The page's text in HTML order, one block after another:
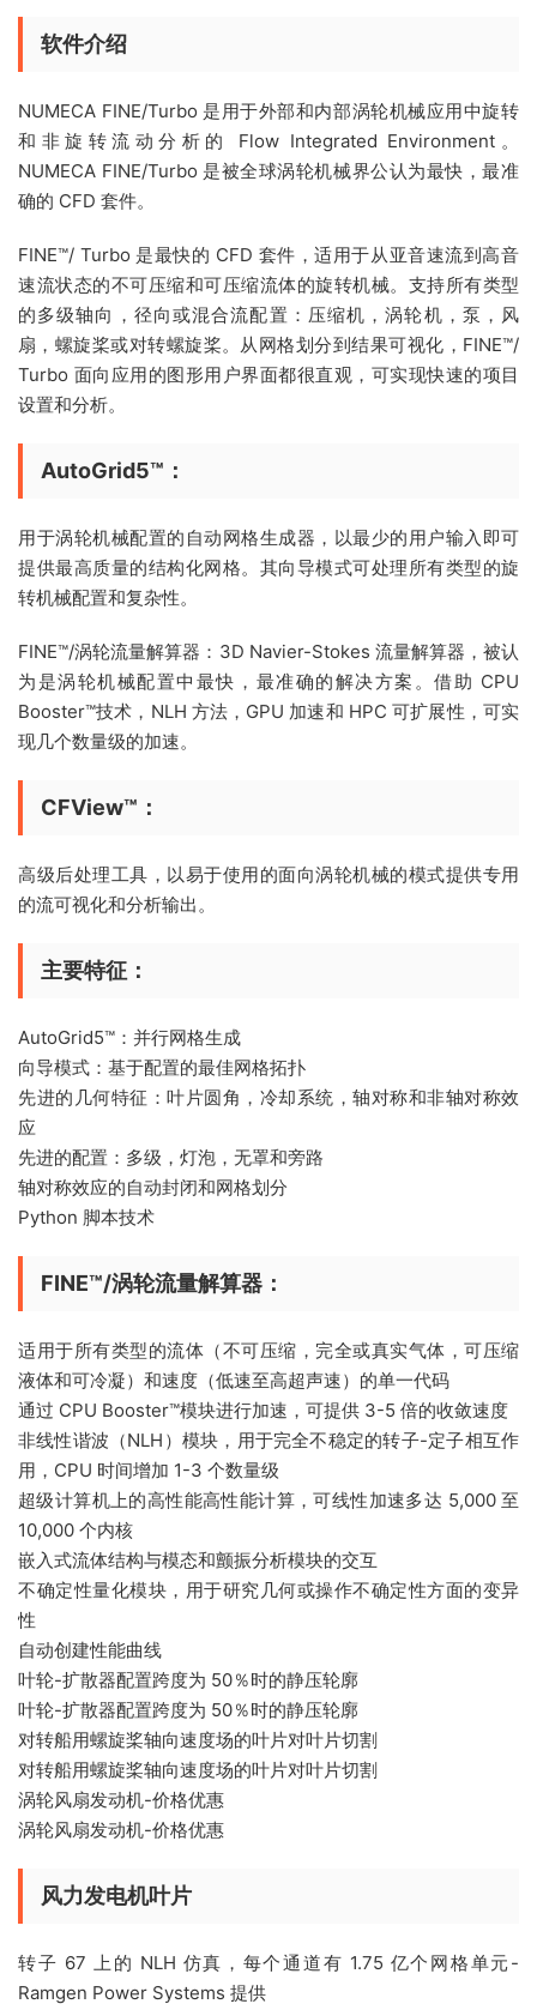
软件介绍
NUMECA FINE/Turbo 是用于外部和内部涡轮机械应用中旋转
和非旋转流动分析的 Flow Integrated Environment。
NUMECA FINE/Turbo 是被全球涡轮机械界公认为最快，最准
确的 CFD 套件。
FINE™/ Turbo 是最快的 CFD 套件，适用于从亚音速流到高音
速流状态的不可压缩和可压缩流体的旋转机械。支持所有类型
的多级轴向，径向或混合流配置：压缩机，涡轮机，泵，风
扇，螺旋桨或对转螺旋桨。从网格划分到结果可视化，FINE™/
Turbo 面向应用的图形用户界面都很直观，可实现快速的项目
设置和分析。
AutoGrid5™：
用于涡轮机械配置的自动网格生成器，以最少的用户输入即可
提供最高质量的结构化网格。其向导模式可处理所有类型的旋
转机械配置和复杂性。
FINE™/涡轮流量解算器：3D Navier-Stokes 流量解算器，被认
为是涡轮机械配置中最快，最准确的解决方案。借助 CPU
Booster™技术，NLH 方法，GPU 加速和 HPC 可扩展性，可实
现几个数量级的加速。
CFView™：
高级后处理工具，以易于使用的面向涡轮机械的模式提供专用
的流可视化和分析输出。
主要特征：
AutoGrid5™：并行网格生成
向导模式：基于配置的最佳网格拓扑
先进的几何特征：叶片圆角，冷却系统，轴对称和非轴对称效
应
先进的配置：多级，灯泡，无罩和旁路
轴对称效应的自动封闭和网格划分
Python 脚本技术
FINE™/涡轮流量解算器：
适用于所有类型的流体（不可压缩，完全或真实气体，可压缩
液体和可冷凝）和速度（低速至高超声速）的单一代码
通过 CPU Booster™模块进行加速，可提供 3-5 倍的收敛速度
非线性谐波（NLH）模块，用于完全不稳定的转子-定子相互作
用，CPU 时间增加 1-3 个数量级
超级计算机上的高性能高性能计算，可线性加速多达 5,000 至
10,000 个内核
嵌入式流体结构与模态和颤振分析模块的交互
不确定性量化模块，用于研究几何或操作不确定性方面的变异
性
自动创建性能曲线
叶轮-扩散器配置跨度为 50％时的静压轮廓
叶轮-扩散器配置跨度为 50％时的静压轮廓
对转船用螺旋桨轴向速度场的叶片对叶片切割
对转船用螺旋桨轴向速度场的叶片对叶片切割
涡轮风扇发动机-价格优惠
涡轮风扇发动机-价格优惠
风力发电机叶片
转子 67 上的 NLH 仿真，每个通道有 1.75 亿个网格单元-
Ramgen Power Systems 提供